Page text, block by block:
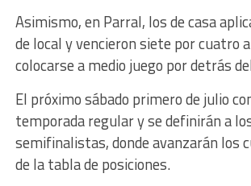
Asimismo, en Parral, los de casa
de local y vencieron siete por cuatro
colocarse a medio juego por detrás
El próximo sábado primero de julio
temporada regular y se definirán a
semifinalistas, donde avanzarán los
de la tabla de posiciones.